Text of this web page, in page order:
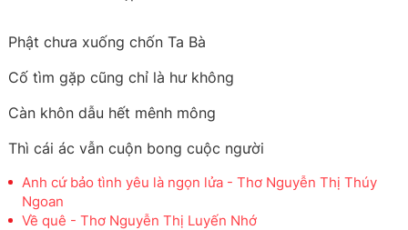
Phật chưa xuống chốn Ta Bà
Cố tìm gặp cũng chỉ là hư không
Càn khôn dẫu hết mênh mông
Thì cái ác vẫn cuộn bong cuộc người
Anh cứ bảo tình yêu là ngọn lửa - Thơ Nguyễn Thị Thúy
Ngoan
Về quê - Thơ Nguyễn Thị Luyến Nhớ